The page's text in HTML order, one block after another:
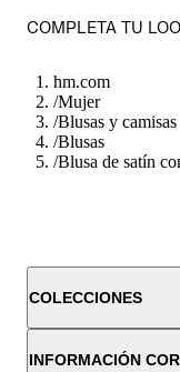
COMPLETA TU
hm.com
/Mujer
/Blusas y camisas
/Blusas
/Blusa de satín
COLECCIONES
INFORMACIÓN